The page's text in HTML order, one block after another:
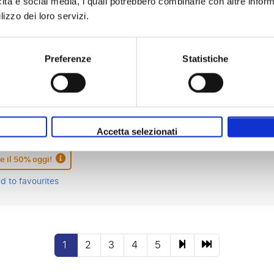
dei loro servizi.
Preferenze Statistiche
Accetta selezionati
to favourites
FC - Brighton & Hove Albion
Road, Liverpool
il 50% oggi!
to favourites
1 2 3 4 5